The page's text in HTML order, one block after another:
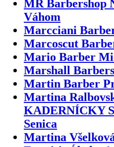
MR Barbershop
Váhom
Marcciani
Marcoscut
Mario Barber
Marshall
Martin Barber
Martina
KADERNÍCKY
Senica
Martina